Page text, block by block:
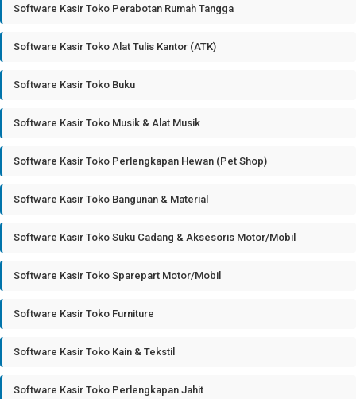
Software Kasir Toko Perabotan Rumah Tangga
Software Kasir Toko Alat Tulis Kantor (ATK)
Software Kasir Toko Buku
Software Kasir Toko Musik & Alat Musik
Software Kasir Toko Perlengkapan Hewan (Pet Shop)
Software Kasir Toko Bangunan & Material
Software Kasir Toko Suku Cadang & Aksesoris Motor/Mobil
Software Kasir Toko Sparepart Motor/Mobil
Software Kasir Toko Furniture
Software Kasir Toko Kain & Tekstil
Software Kasir Toko Perlengkapan Jahit